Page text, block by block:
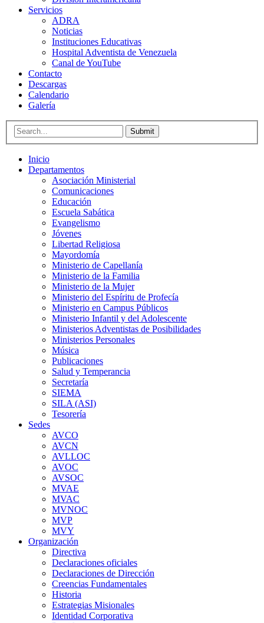
Servicios
ADRA
Noticias
Instituciones Educativas
Hospital Adventista de Venezuela
Canal de YouTube
Contacto
Descargas
Calendario
Galería
Submit
Inicio
Departamentos
Asociación Ministerial
Comunicaciones
Educación
Escuela Sabática
Evangelismo
Jóvenes
Libertad Religiosa
Mayordomía
Ministerio de Capellanía
Ministerio de la Familia
Ministerio de la Mujer
Ministerio del Espíritu de Profecía
Ministerio en Campus Públicos
Ministerio Infantil y del Adolescente
Ministerios Adventistas de Posibilidades
Ministerios Personales
Música
Publicaciones
Salud y Temperancia
Secretaría
SIEMA
SILA (ASI)
Tesorería
Sedes
AVCO
AVCN
AVLLOC
AVOC
AVSOC
MVAE
MVAC
MVNOC
MVP
MVY
Organización
Directiva
Declaraciones oficiales
Declaraciones de Dirección
Creencias Fundamentales
Historia
Estrategias Misionales
Identidad Corporativa